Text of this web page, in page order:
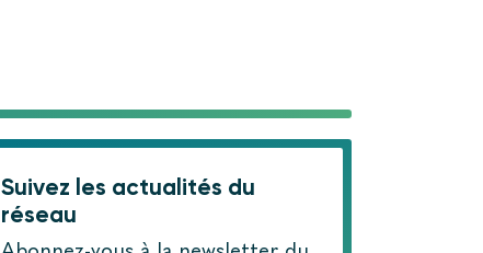
Suivez les actualités du
réseau